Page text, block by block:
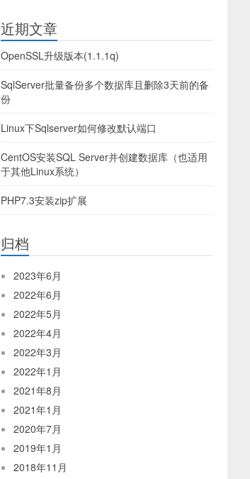
近期文章
OpenSSL升级版本(1.1.1q)
SqlServer批量备份多个数据库且删除3天前的备
份
Linux下Sqlserver如何修改默认端口
CentOS安装SQL Server并创建数据库（也适用
于其他Linux系统）
PHP7.3安装zip扩展
归档
2023年6月
2022年6月
2022年5月
2022年4月
2022年3月
2022年1月
2021年8月
2021年1月
2020年7月
2019年1月
2018年11月